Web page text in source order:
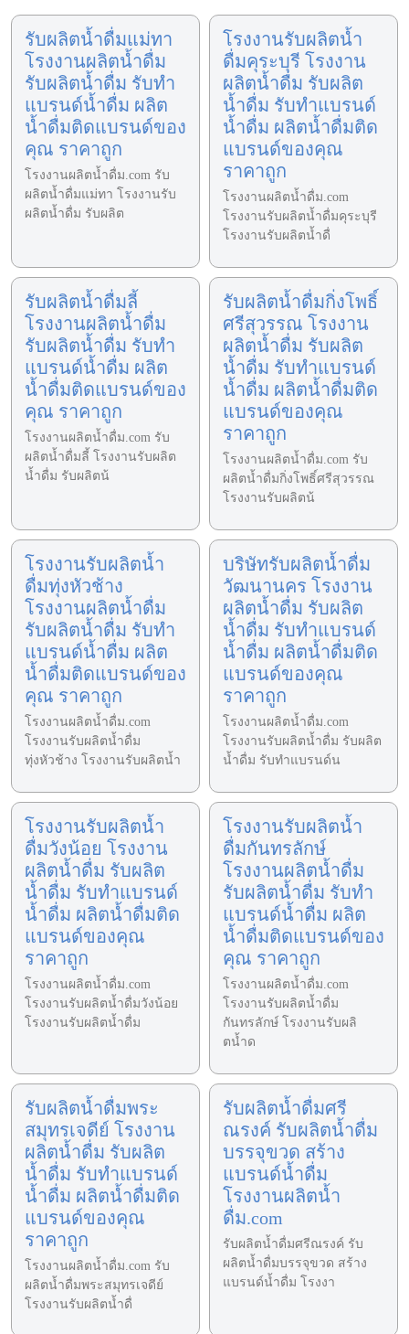
รับผลิตน้ำดื่มแม่ทา
โรงงานผลิตน้ำดื่ม
รับผลิตน้ำดื่ม รับทำ
แบรนด์น้ำดื่ม ผลิต
น้ำดื่มติดแบรนด์ของ
คุณ ราคาถูก
โรงงานผลิตน้ำดื่ม.com รับ
ผลิตน้ำดื่มแม่ทา โรงงานรับ
ผลิตน้ำดื่ม รับผลิต
โรงงานรับผลิตน้ำ
ดื่มคุระบุรี โรงงาน
ผลิตน้ำดื่ม รับผลิต
น้ำดื่ม รับทำแบรนด์
น้ำดื่ม ผลิตน้ำดื่มติด
แบรนด์ของคุณ
ราคาถูก
โรงงานผลิตน้ำดื่ม.com
โรงงานรับผลิตน้ำดื่มคุระบุรี
โรงงานรับผลิตน้ำดื่
รับผลิตน้ำดื่มลี้
โรงงานผลิตน้ำดื่ม
รับผลิตน้ำดื่ม รับทำ
แบรนด์น้ำดื่ม ผลิต
น้ำดื่มติดแบรนด์ของ
คุณ ราคาถูก
โรงงานผลิตน้ำดื่ม.com รับ
ผลิตน้ำดื่มลี้ โรงงานรับผลิต
น้ำดื่ม รับผลิตน้
รับผลิตน้ำดื่มกิ่งโพธิ์
ศรีสุวรรณ โรงงาน
ผลิตน้ำดื่ม รับผลิต
น้ำดื่ม รับทำแบรนด์
น้ำดื่ม ผลิตน้ำดื่มติด
แบรนด์ของคุณ
ราคาถูก
โรงงานผลิตน้ำดื่ม.com รับ
ผลิตน้ำดื่มกิ่งโพธิ์ศรีสุวรรณ
โรงงานรับผลิตน้
โรงงานรับผลิตน้ำ
ดื่มทุ่งหัวช้าง
โรงงานผลิตน้ำดื่ม
รับผลิตน้ำดื่ม รับทำ
แบรนด์น้ำดื่ม ผลิต
น้ำดื่มติดแบรนด์ของ
คุณ ราคาถูก
โรงงานผลิตน้ำดื่ม.com
โรงงานรับผลิตน้ำดื่ม
ทุ่งหัวช้าง โรงงานรับผลิตน้ำ
บริษัทรับผลิตน้ำดื่ม
วัฒนานคร โรงงาน
ผลิตน้ำดื่ม รับผลิต
น้ำดื่ม รับทำแบรนด์
น้ำดื่ม ผลิตน้ำดื่มติด
แบรนด์ของคุณ
ราคาถูก
โรงงานผลิตน้ำดื่ม.com
โรงงานรับผลิตน้ำดื่ม รับผลิต
น้ำดื่ม รับทำแบรนด์น
โรงงานรับผลิตน้ำ
ดื่มวังน้อย โรงงาน
ผลิตน้ำดื่ม รับผลิต
น้ำดื่ม รับทำแบรนด์
น้ำดื่ม ผลิตน้ำดื่มติด
แบรนด์ของคุณ
ราคาถูก
โรงงานผลิตน้ำดื่ม.com
โรงงานรับผลิตน้ำดื่มวังน้อย
โรงงานรับผลิตน้ำดื่ม
โรงงานรับผลิตน้ำ
ดื่มกันทรลักษ์
โรงงานผลิตน้ำดื่ม
รับผลิตน้ำดื่ม รับทำ
แบรนด์น้ำดื่ม ผลิต
น้ำดื่มติดแบรนด์ของ
คุณ ราคาถูก
โรงงานผลิตน้ำดื่ม.com
โรงงานรับผลิตน้ำดื่ม
กันทรลักษ์ โรงงานรับผลิ
ตน้ำด
รับผลิตน้ำดื่มพระ
สมุทรเจดีย์ โรงงาน
ผลิตน้ำดื่ม รับผลิต
น้ำดื่ม รับทำแบรนด์
น้ำดื่ม ผลิตน้ำดื่มติด
แบรนด์ของคุณ
ราคาถูก
โรงงานผลิตน้ำดื่ม.com รับ
ผลิตน้ำดื่มพระสมุทรเจดีย์
โรงงานรับผลิตน้ำดื่
รับผลิตน้ำดื่มศรี
ณรงค์ รับผลิตน้ำดื่ม
บรรจุขวด สร้าง
แบรนด์น้ำดื่ม
โรงงานผลิตน้ำ
ดื่ม.com
รับผลิตน้ำดื่มศรีณรงค์ รับ
ผลิตน้ำดื่มบรรจุขวด สร้าง
แบรนด์น้ำดื่ม โรงงา